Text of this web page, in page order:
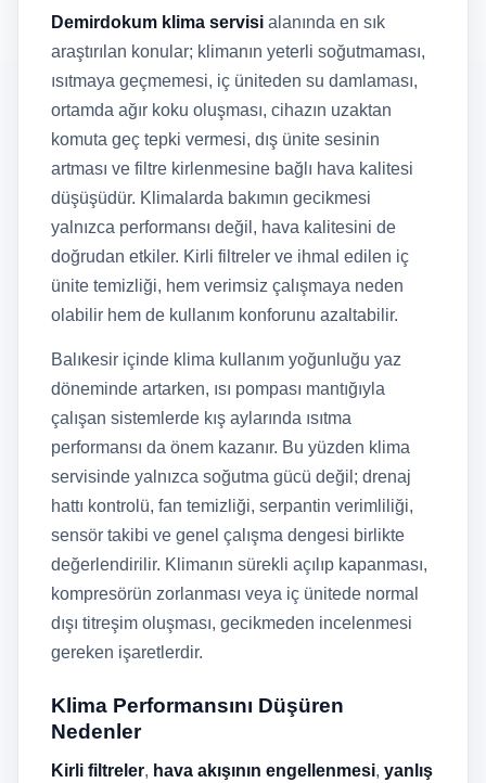
Demirdokum klima servisi alanında en sık
araştırılan konular; klimanın yeterli soğutmaması,
ısıtmaya geçmemesi, iç üniteden su damlaması,
ortamda ağır koku oluşması, cihazın uzaktan
komuta geç tepki vermesi, dış ünite sesinin
artması ve filtre kirlenmesine bağlı hava kalitesi
düşüşüdür. Klimalarda bakımın gecikmesi
yalnızca performansı değil, hava kalitesini de
doğrudan etkiler. Kirli filtreler ve ihmal edilen iç
ünite temizliği, hem verimsiz çalışmaya neden
olabilir hem de kullanım konforunu azaltabilir.
Balıkesir içinde klima kullanım yoğunluğu yaz
döneminde artarken, ısı pompası mantığıyla
çalışan sistemlerde kış aylarında ısıtma
performansı da önem kazanır. Bu yüzden klima
servisinde yalnızca soğutma gücü değil; drenaj
hattı kontrolü, fan temizliği, serpantin verimliliği,
sensör takibi ve genel çalışma dengesi birlikte
değerlendirilir. Klimanın sürekli açılıp kapanması,
kompresörün zorlanması veya iç ünitede normal
dışı titreşim oluşması, gecikmeden incelenmesi
gereken işaretlerdir.
Klima Performansını Düşüren
Nedenler
Kirli filtreler, hava akışının engellenmesi, yanlış